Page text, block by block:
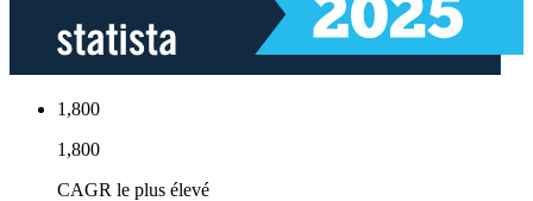
1,800
1,800
CAGR le plus élevé